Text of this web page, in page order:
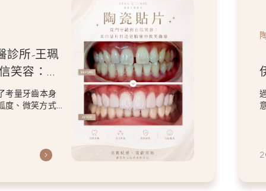
牙醫診所-王珮
虎牙磨
個人特色的微
的設計，改善了原本在
依然保留患者喜歡的